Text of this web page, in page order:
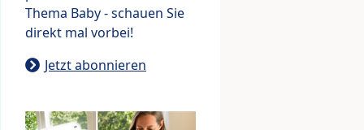
Thema Baby - schauen Sie
direkt mal vorbei!
Jetzt abonnieren